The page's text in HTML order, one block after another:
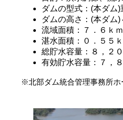
ダムの型式：(本ダム
ダムの高さ：(本ダム
流域面積：７．６ｋ
湛水面積：０．５５
総貯水容量：８，２
有効貯水容量：７，
※北部ダム統合管理事務所ホ